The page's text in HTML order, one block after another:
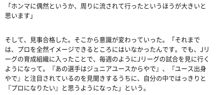
「ホンマに偶然というか、周りに流されて行ったというほうが大きいと
思います」
そして、見事合格した。そこから意識が変わっていった。「それまで
は、プロを全然イメージできるところにはいなかったんです。でも、Jリ
ーグの育成組織に入ったことで、毎週のようにJリーグの試合を見に行く
ようになって。『あの選手はジュニアユースからやで』、『ユース出身
やで』と注目されているのを見聞きするうちに、自分の中ではっきりと
『プロになりたい』と思うようになった」という。